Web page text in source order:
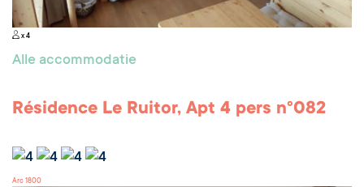
x 4
Alle accommodatie
Résidence Le Ruitor, Apt 4 pers n°082
Arc 1800